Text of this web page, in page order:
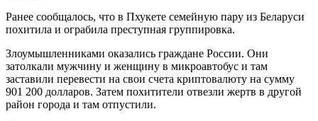
Ранее сообщалось, что в Пхукете семейную пару из Беларуси
похитила и ограбила преступная группировка.
Злоумышленниками оказались граждане России. Они
затолкали мужчину и женщину в микроавтобус и там
заставили перевести на свои счета криптовалюту на сумму
901 200 долларов. Затем похитители отвезли жертв в другой
район города и там отпустили.